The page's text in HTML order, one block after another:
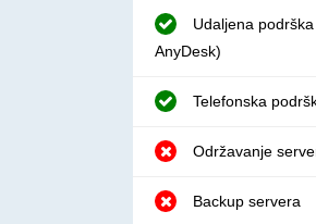
Udaljena
AnyDesk)
Telefonska
Održavanje
Backup servera